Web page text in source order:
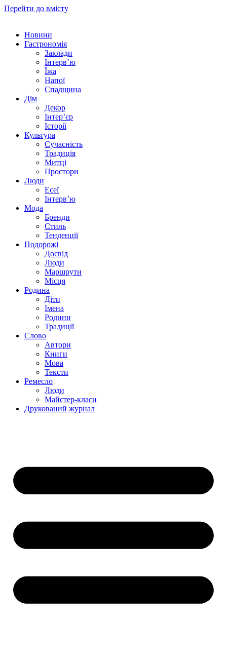
Перейти до вмісту
Новини
Гастрономія
Заклади
Інтерв’ю
Їжа
Напої
Спадщина
Дім
Декор
Інтер’єр
Історії
Культура
Сучасність
Традиція
Митці
Простори
Люди
Есеї
Інтерв’ю
Мода
Бренди
Стиль
Тенденції
Подорожі
Досвід
Люди
Маршрути
Місця
Родина
Діти
Імена
Родини
Традиції
Слово
Автори
Книги
Мова
Тексти
Ремесло
Люди
Майстер-класи
Друкований журнал